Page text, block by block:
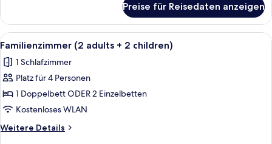
Dreibettzimmer
Preise für Reisedaten anzeigen
Alle
Fotos
für
Familienzimmer
(2
adults
+
2
Ein Hotelzimmer mit Bett, Nachttisch,
1
Familienzimmer (2 adults + 2 children)
1 Schlafzimmer
Platz für 4 Personen
1 Doppelbett ODER 2 Einzelbetten
Kostenloses WLAN
Weitere Details
Weitere